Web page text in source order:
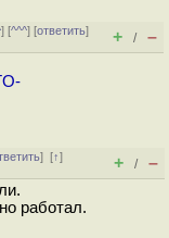
] [^^^] [ответить]
+ / –
][↑]
+ / –
работал.